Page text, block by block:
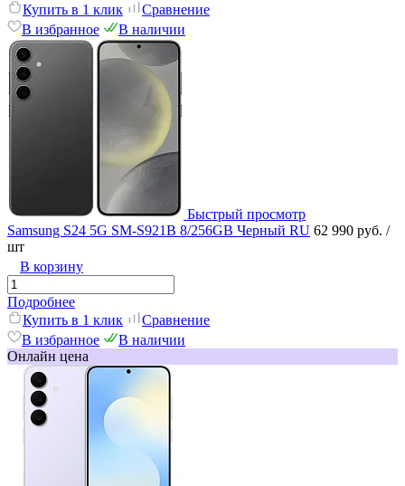
Купить в 1 клик
Сравнение
В избранное
В наличии
Быстрый просмотр
Samsung S24 5G SM-S921B 8/256GB Черный RU 62 990 руб. /
шт
В корзину
Подробнее
Купить в 1 клик
Сравнение
В избранное
В наличии
Онлайн цена